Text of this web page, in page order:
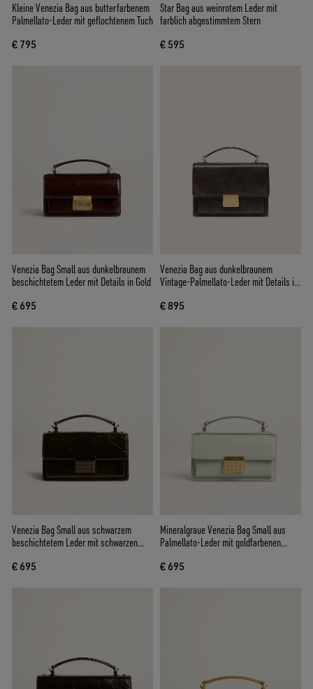
Kleine Venezia Bag aus butterfarbenem
Palmellato-Leder mit geflochtenem Tuch
€ 795
Star Bag aus weinrotem Leder mit
farblich abgestimmtem Stern
€ 595
Venezia Bag Small aus dunkelbraunem
beschichtetem Leder mit Details in Gold
€ 695
Venezia Bag aus dunkelbraunem
Vintage-Palmellato-Leder mit Details in
€ 895
Venezia Bag Small aus schwarzem
beschichtetem Leder mit schwarzen
€ 695
Mineralgraue Venezia Bag Small aus
Palmellato-Leder mit goldfarbenen
€ 695